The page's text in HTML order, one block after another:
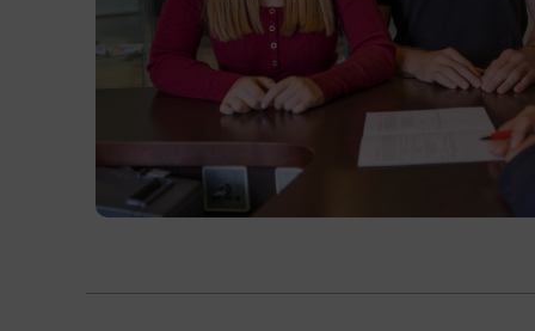
Serviceprozess beraten und die
individuellen Skidaten aufnehmen.
Kursformat
Präsenzunterricht